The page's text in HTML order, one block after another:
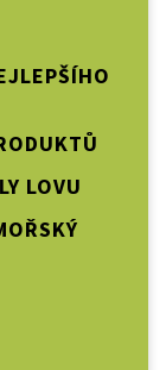
LOVU